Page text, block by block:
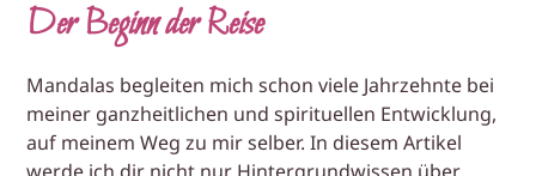
Der Beginn der Reise
Mandalas begleiten mich schon viele Jahrzehnte bei
meiner ganzheitlichen und spirituellen Entwicklung,
auf meinem Weg zu mir selber. In diesem Artikel